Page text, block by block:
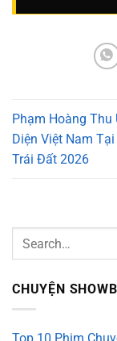
Phạm Hoàng Thu
Diện Việt Nam
Trái Đất 2026
CHUYỆN